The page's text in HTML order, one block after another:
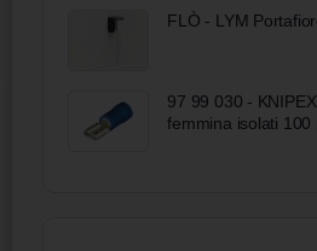
FLÒ - LYM
97 99 030 -
femmina isolati 100